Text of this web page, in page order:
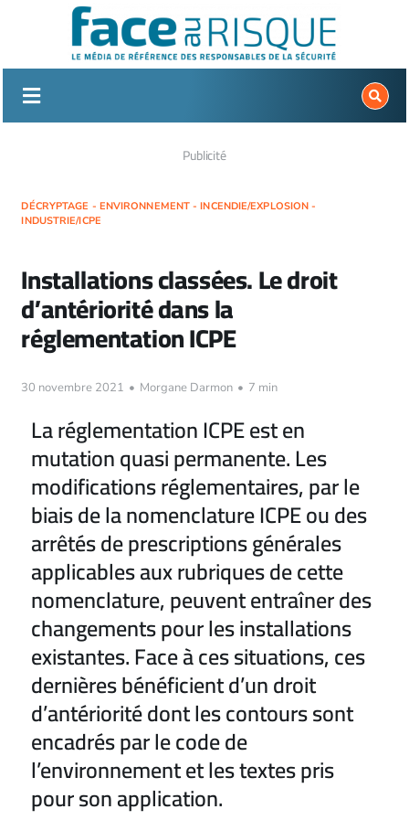
Publicité
DÉCRYPTAGE - ENVIRONNEMENT - INCENDIE/EXPLOSION -
INDUSTRIE/ICPE
Installations classées. Le droit
d’antériorité dans la
réglementation ICPE
30 novembre 2021 • Morgane Darmon • 7 min
La réglementation ICPE est en
mutation quasi permanente. Les
modifications réglementaires, par le
biais de la nomenclature ICPE ou des
arrêtés de prescriptions générales
applicables aux rubriques de cette
nomenclature, peuvent entraîner des
changements pour les installations
existantes. Face à ces situations, ces
dernières bénéficient d’un droit
d’antériorité dont les contours sont
encadrés par le code de
l’environnement et les textes pris
pour son application.